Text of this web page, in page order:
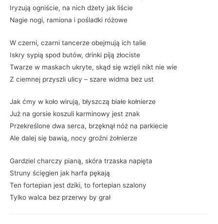
Iryzują ogniście, na nich dżety jak liście
Nagie nogi, ramiona i pośladki różowe
W czerni, czarni tancerze obejmują ich talie
Iskry sypią spod butów, drinki piją złociste
Twarze w maskach ukryte, skąd się wzięli nikt nie wie
Z ciemnej przyszli ulicy – szare widma bez ust
Jak ćmy w koło wirują, błyszczą białe kołnierze
Już na gorsie koszuli karminowy jest znak
Przekreślone dwa serca, brzęknął nóż na parkiecie
Ale dalej się bawią, nocy groźni żołnierze
Gardziel charczy pianą, skóra trzaska napięta
Struny ścięgien jak harfa pękają
Ten fortepian jest dziki, to fortepian szalony
Tylko walca bez przerwy by grał